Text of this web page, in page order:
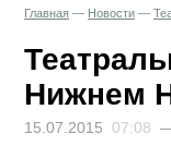
Главная — Новости —
Нижнем
15.07.2015 07:08